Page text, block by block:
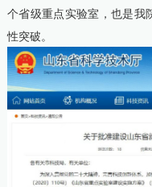
个省级重点实验室，也是我
性突破。